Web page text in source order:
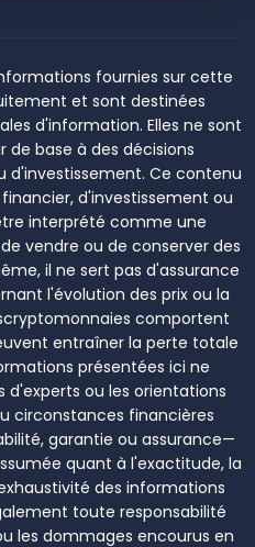
fournies sur cette
et sont destinées
d'information. Elles ne sont
de base à des décisions
d'investissement. Ce contenu
d'investissement ou
interprété comme une
vendre ou de conserver des
il ne sert pas d'assurance
l'évolution des prix ou la
comportent
entraîner la perte totale
présentées ici ne
d'experts ou les orientations
circonstances financières
garantie ou assurance—
quant à l'exactitude, la
des informations
toute responsabilité
les dommages encourus en